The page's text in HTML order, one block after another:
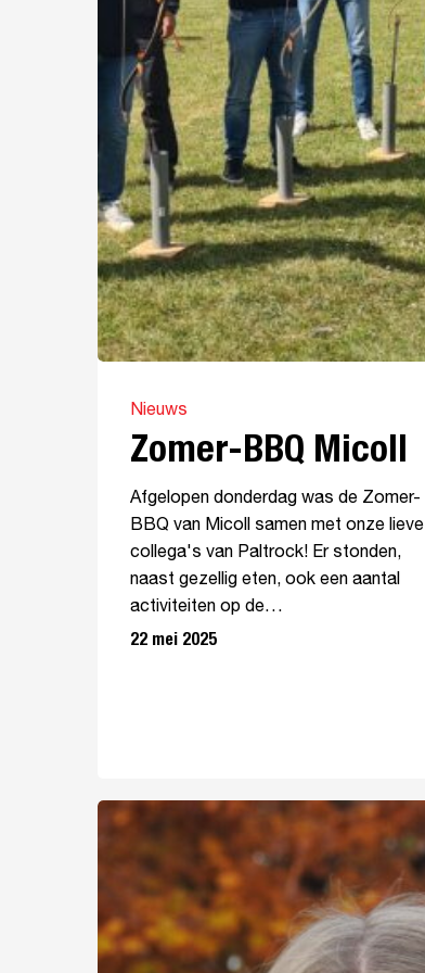
Nieuws
Zomer-BBQ Micoll
Afgelopen donderdag was de Zomer-
BBQ van Micoll samen met onze lieve
collega's van Paltrock! Er stonden,
naast gezellig eten, ook een aantal
activiteiten op de…
22 mei 2025
Aan
bij
Micoll: